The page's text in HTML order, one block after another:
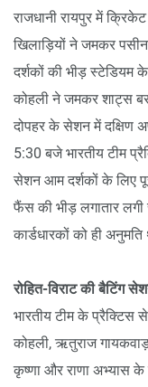
राजधानी रायपुर में
खिलाड़ियों ने जमकर
दर्शकों की भीड़ स्टेडियम
कोहली ने जमकर शाट्स
दोपहर के सेशन में दक्षिण
5:30 बजे भारतीय टीम
सेशन आम दर्शकों के लिए
फैंस की भीड़ लगातार
कार्डधारकों को ही अनुमति
रोहित-विराट की बैटिंग
भारतीय टीम के प्रैक्टिस
कोहली, ऋतुराज
कृष्णा और राणा अभ्यास के